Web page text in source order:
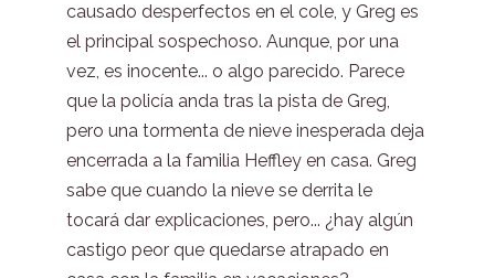
causado desperfectos en el cole, y Greg es
el principal sospechoso. Aunque, por una
vez, es inocente... o algo parecido. Parece
que la policía anda tras la pista de Greg,
pero una tormenta de nieve inesperada deja
encerrada a la familia Heffley en casa. Greg
sabe que cuando la nieve se derrita le
tocará dar explicaciones, pero... ¿hay algún
castigo peor que quedarse atrapado en